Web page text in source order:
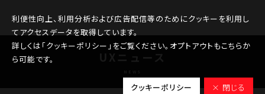
利便性向上、利用分析および広告配信等のためにクッキーを利用し
てアクセスデータを取得しています。
詳しくは「クッキーポリシー」をご覧ください。オプトアウトもこちらか
ら可能です。
クッキーポリシー × 閉じる